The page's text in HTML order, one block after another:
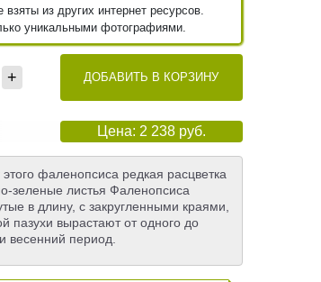
из других интернет ресурсов.
уникальными фотографиями.
+ ДОБАВИТЬ В КОРЗИНУ
Цена: 2 238 руб.
фаленопсиса редкая расцветка
зеленые листья Фаленопсиса
в длину, с закругленными краями,
пазухи вырастают от одного до
весенний период.